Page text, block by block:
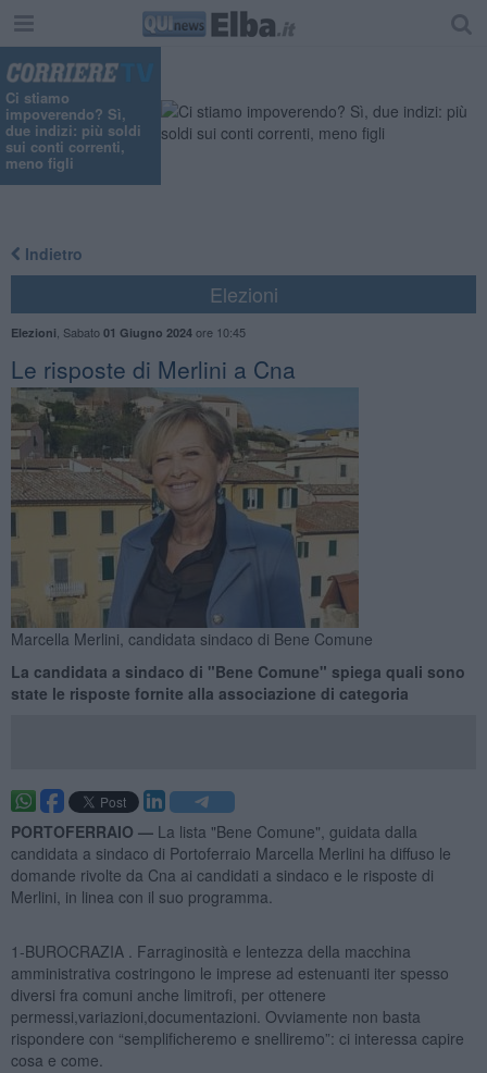
Ci stiamo
impoverendo? Sì,
due indizi: più soldi
sui conti correnti,
meno figli
Indietro
Elezioni
Elezioni Sabato 01 Giugno 2024ore 10:45
Le risposte di Merlini a Cna
Marcella Merlini, candidata sindaco di Bene Comune
La candidata a sindaco di "Bene Comune" spiega quali sono
state le risposte fornite alla associazione di categoria
PORTOFERRAIO — La lista "Bene Comune", guidata dalla
candidata a sindaco di Portoferraio Marcella Merlini ha diffuso le
domande rivolte da Cna ai candidati a sindaco e le risposte di
Merlini, in linea con il suo programma.
1-BUROCRAZIA . Farraginosità e lentezza della macchina
amministrativa costringono le imprese ad estenuanti iter spesso
diversi fra comuni anche limitrofi, per ottenere
permessi,variazioni,documentazioni. Ovviamente non basta
rispondere con “semplificheremo e snelliremo”: ci interessa capire
cosa e come.